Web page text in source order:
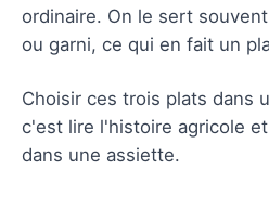
ordinaire. On le sert
ou garni, ce qui en fait un
Choisir ces trois plats dans
c'est lire l'histoire agricole
dans une assiette.